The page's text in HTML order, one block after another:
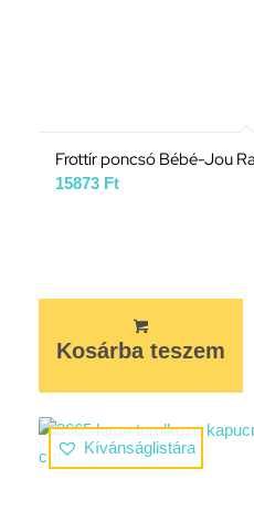
Frottír poncsó Bébé-Jou
15873 Ft
Kosárba teszem
Kívánságlistára